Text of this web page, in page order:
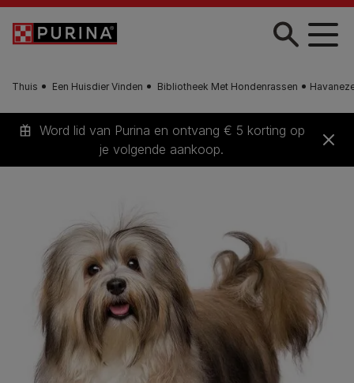
Skip to main content
Thuis Een Huisdier Vinden Bibliotheek Met Hondenrassen
Word lid van Purina en ontvang € 5 korting op
je volgende aankoop.